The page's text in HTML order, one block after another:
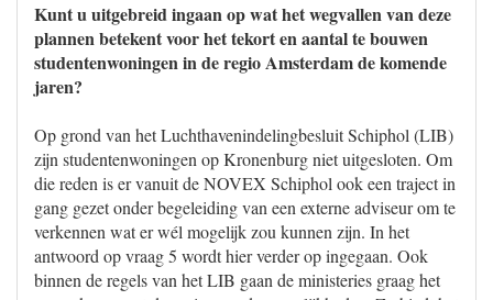
Kunt u uitgebreid ingaan op wat het wegvallen van deze
plannen betekent voor het tekort en aantal te bouwen
studentenwoningen in de regio Amsterdam de komende
jaren?
Op grond van het Luchthavenindelingbesluit Schiphol (LIB)
zijn studentenwoningen op Kronenburg niet uitgesloten. Om
die reden is er vanuit de NOVEX Schiphol ook een traject in
gang gezet onder begeleiding van een externe adviseur om te
verkennen wat er wél mogelijk zou kunnen zijn. In het
antwoord op vraag 5 wordt hier verder op ingegaan. Ook
binnen de regels van het LIB gaan de ministeries graag het